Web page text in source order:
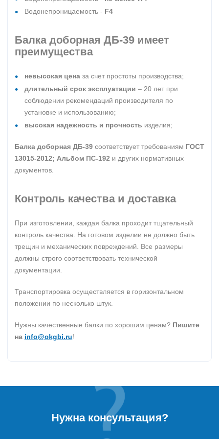
Водонепроницаемость - F4
Балка доборная ДБ-39 имеет
преимущества
невысокая цена за счет простоты производства;
длительный срок эксплуатации – 20 лет при
соблюдении рекомендаций производителя по
установке и использованию;
высокая надежность и прочность изделия;
Балка доборная ДБ-39 соответствует требованиям ГОСТ
13015-2012; Альбом ПС-192 и других нормативных
документов.
Контроль качества и доставка
При изготовлении, каждая балка проходит тщательный
контроль качества. На готовом изделии не должно быть
трещин и механических повреждений. Все размеры
должны строго соответствовать технической
документации.
Транспортировка осуществляется в горизонтальном
положении по несколько штук.
Нужны качественные балки по хорошим ценам? Пишите
на info@okgbi.ru!
Нужна консультация?